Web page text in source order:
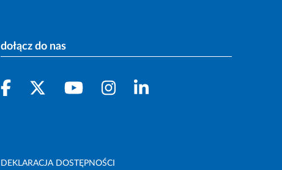
dołącz do nas
DEKLARACJA DOSTĘPNOŚCI